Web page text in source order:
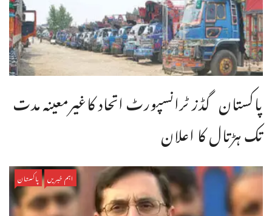
پاکستان گڈز ٹرانسپورٹ اتحاد کاغیرمعینہ مدت
تک ہڑتال کا اعلان
اہم خبریں پاکستان